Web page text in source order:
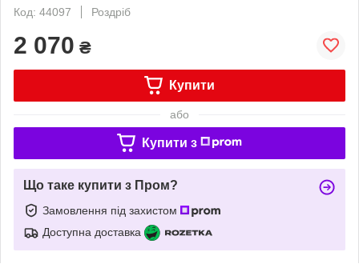
Код: 44097
Роздріб
2 070 ₴
Купити
або
Купити з
Що таке купити з Пром?
Замовлення під захистом
Доступна доставка